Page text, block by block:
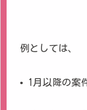
例としては、
• 1月以降の案